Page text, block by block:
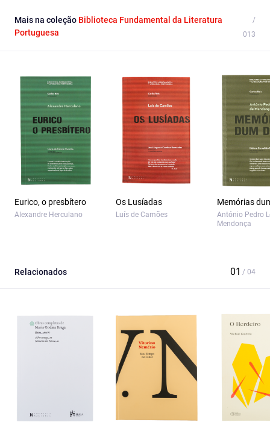
Mais na coleção Biblioteca Fundamental da Literatura
Portuguesa
Eurico, o presbítero
Alexandre Herculano
Os Lusíadas
Luís de Camões
Memórias
António Pedro
Mendonça
Relacionados